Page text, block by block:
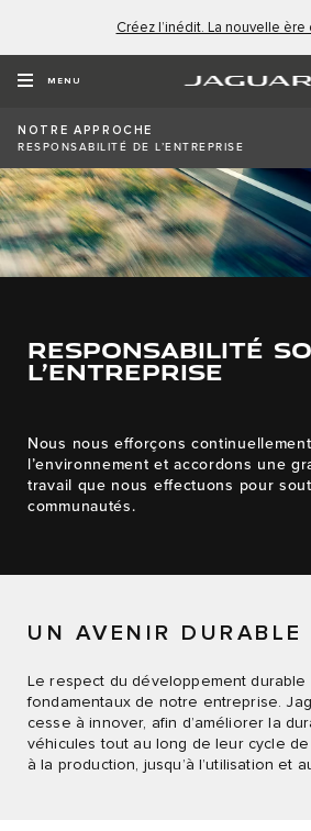
Créez l’inédit. La nouvelle
MENU
NOTRE APPROCHE
RESPONSABILITÉ DE L’ENTREPRISE
RESPONSABILITÉ
L’ENTREPRISE
Nous nous efforçons
l’environnement et accordons une
travail que nous effectuons pour
communautés.
UN AVENIR DURABLE
Le respect du développement durable
fondamentaux de notre entreprise.
cesse à innover, afin d’améliorer la
véhicules tout au long de leur cycle
à la production, jusqu’à l’utilisation et